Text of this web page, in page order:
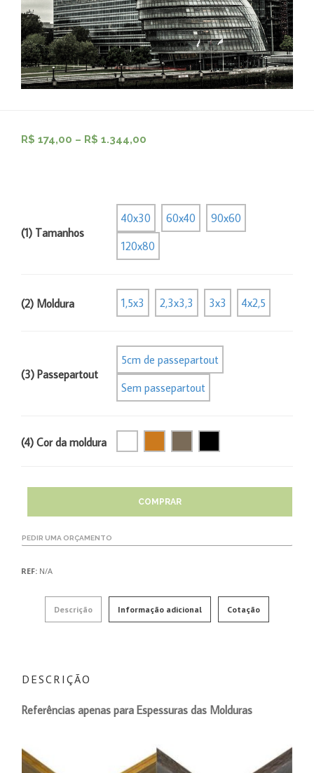
R$ 174,00 – R$ 1.344,00
(1) Tamanhos
40x30 60x40
90x60
120x80
(2) Moldura 1,5x3 2,3x3,3 3x3 4x2,5
(3) Passepartout
5cm de passepartout
Sem passepartout
(4) Cor da moldura
COMPRAR
PEDIR UMA ORÇAMENTO
REF: N/A
Descrição Informação adicional Cotação
DESCRIÇÃO
Referências apenas para Espessuras das Molduras